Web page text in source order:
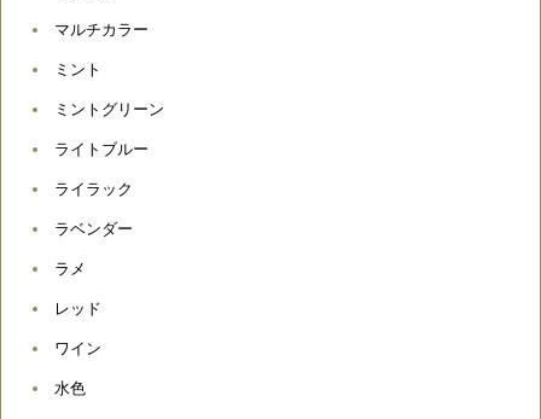
マルチカラー
ミント
ミントグリーン
ライトブルー
ライラック
ラベンダー
ラメ
レッド
ワイン
水色